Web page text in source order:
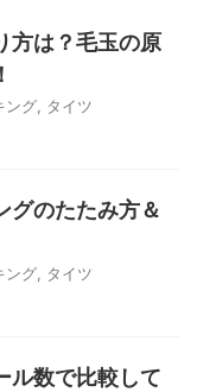
方は？毛玉の原
ング タイツ
グのたたみ方＆
ング タイツ
ル数で比較して